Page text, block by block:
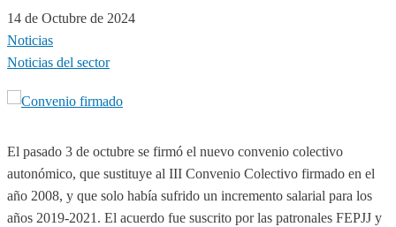
de
Guía
de
14 de Octubre de 2024
Noticias
Noticias del sector
El pasado 3 de octubre se firmó el nuevo convenio colectivo
autonómico, que sustituye al III Convenio Colectivo firmado en el
año 2008, y que solo había sufrido un incremento salarial para los
años 2019-2021. El acuerdo fue suscrito por las patronales FEPJJ y